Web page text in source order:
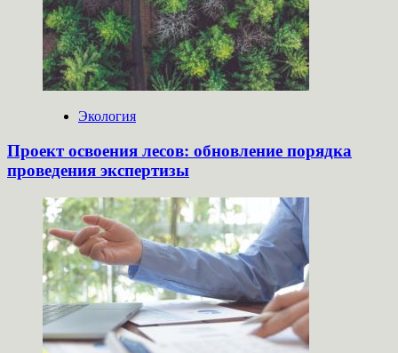
Экология
Проект освоения лесов: обновление порядка
проведения экспертизы